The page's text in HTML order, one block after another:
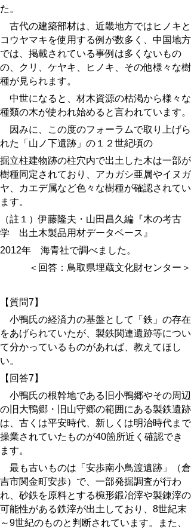
た。
古代の建築部材は、近畿地方ではヒノキと
コウヤマキを使用する例が数多く、 中国地方
では、掲載されている事例は多くないもの
の、クリ、ケヤキ、ヒノキ、その他様々な樹
種が見られます。
中世になると、材木資源の枯渇から様々な
種類の木が使われ始めると言われています。
因みに、この度のフォーラムで取り上げら
れた「山ノ下遺跡」の１２世紀頃の
掘立柱建物跡の柱穴内で出土した木は一部が
樹種同定されており、アカガシ亜属やイヌガ
ヤ、カエデ属など色々な樹種が確認されてい
ます。
（註１）伊藤隆夫・山田昌久編『木の考古
学 出土木製品用材データベース』
2012年 海青社で調べました。
＜回答：鳥取県埋蔵文化財センター＞
【質問7】
小鴨氏の経済力の基盤として「鉄」の存在
をあげられていたが、製鉄関連遺跡等につい
て分かっているものがあれば、教えてほし
い。
【回答7】
小鴨氏の根幹地である旧小鴨郷やその周辺
の旧大鴨郷・旧山守郷の範囲にある製鉄遺跡
は、古くは平安時代、新しくは明治時代まで
操業されていたものが40箇所近く確認でき
ます。
最も古いものは「安歩南小鳥渡遺跡」（倉
吉市関金町安歩）で、一部発掘調査が行わ
れ、砂鉄を原料とする椀形鍛冶滓や製錬滓の
可能性がある鉄滓が出土しており、8世紀末
～9世紀のものと判断されています。また、